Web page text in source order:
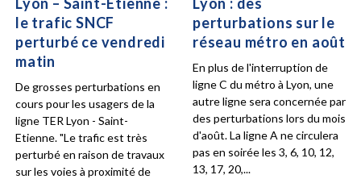
le trafic SNCF
perturbé ce vendredi
matin
De grosses perturbations en
cours pour les usagers de la
ligne TER Lyon - Saint-
Etienne. "Le trafic est très
perturbé en raison de travaux
sur les voies à proximité de
perturbations sur le
réseau métro en août
En plus de l'interruption de
ligne C du métro à Lyon, une
autre ligne sera concernée par
des perturbations lors du mois
d'août. La ligne A ne circulera
pas en soirée les 3, 6, 10, 12,
13, 17, 20,...